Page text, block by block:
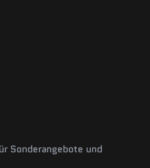
Sonderangebote und